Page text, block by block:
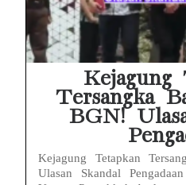
Kejagung
Tersangka
BGN!
Kejagung Tetapkan
Ulasan Skandal